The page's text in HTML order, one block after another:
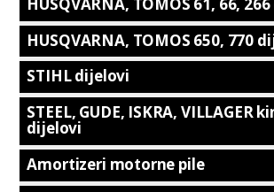
HUSQVARNA, TOMOS 650, 770
STIHL dijelovi
STEEL, GUDE, ISKRA, VILLAGER
dijelovi
Amortizeri motorne pile